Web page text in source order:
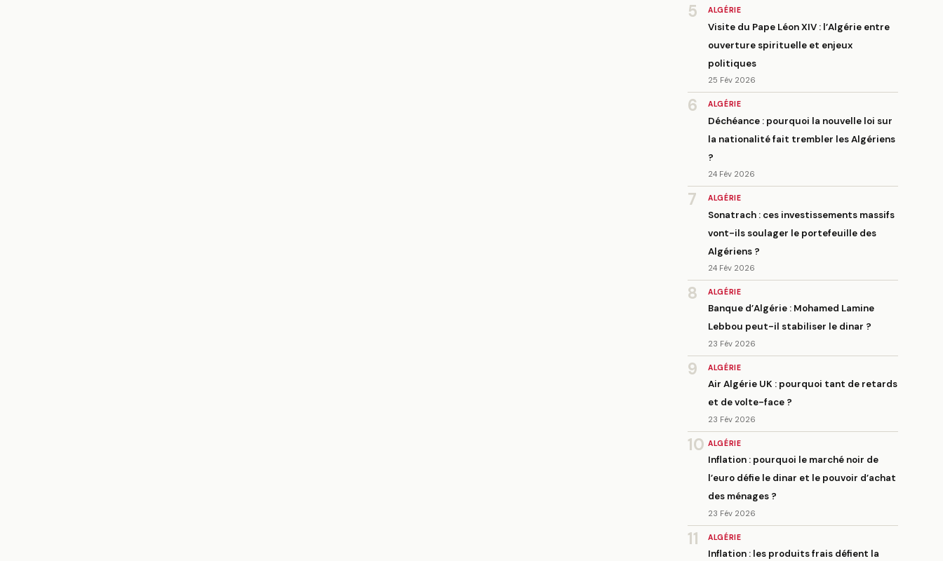
5 ALGÉRIE
Visite du Pape Léon XIV : l’Algérie entre
ouverture spirituelle et enjeux
politiques
25 Fév 2026
6 ALGÉRIE
Déchéance : pourquoi la nouvelle loi sur
la nationalité fait trembler les Algériens
?
24 Fév 2026
7 ALGÉRIE
Sonatrach : ces investissements massifs
vont-ils soulager le portefeuille des
Algériens ?
24 Fév 2026
8 ALGÉRIE
Banque d’Algérie : Mohamed Lamine
Lebbou peut-il stabiliser le dinar ?
23 Fév 2026
9 ALGÉRIE
Air Algérie UK : pourquoi tant de retards
et de volte-face ?
23 Fév 2026
10 ALGÉRIE
Inflation : pourquoi le marché noir de
l’euro défie le dinar et le pouvoir d’achat
des ménages ?
23 Fév 2026
11 ALGÉRIE
Inflation : les produits frais défient la